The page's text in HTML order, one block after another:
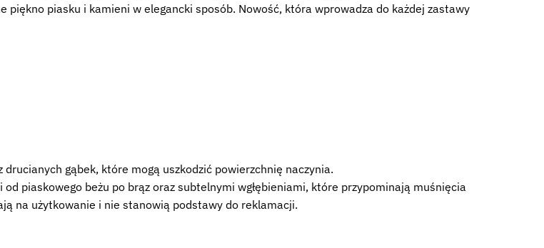
piękno piasku i kamieni w elegancki sposób. Nowość, która wprowadza do każdej zastawy
gąbek, które mogą uszkodzić powierzchnię naczynia.
piaskowego beżu po brąz oraz subtelnymi wgłębieniami, które przypominają muśnięcia
na użytkowanie i nie stanowią podstawy do reklamacji.